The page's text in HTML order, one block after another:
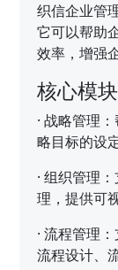
织信企业管
它可以帮助
效率，增强
核心模块
·战略管理
略目标的设
·组织管理
理，提供可
·流程管理
流程设计、